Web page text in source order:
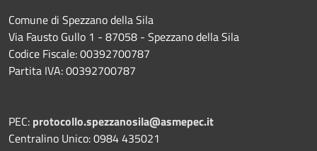
Comune di Spezzano della Sila
Via Fausto Gullo 1 - 87058 - Spezzano della Sila
Codice Fiscale: 00392700787
Partita IVA: 00392700787
PEC: protocollo.spezzanosila@asmepec.it
Centralino Unico: 0984 435021